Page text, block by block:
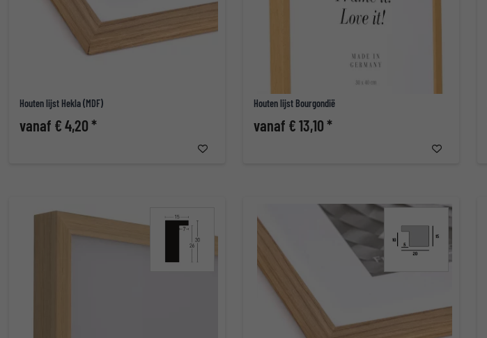
Houten lijst Hekla (MDF)
vanaf € 4,20 *
Houten lijst Bourgondië
vanaf € 13,10 *